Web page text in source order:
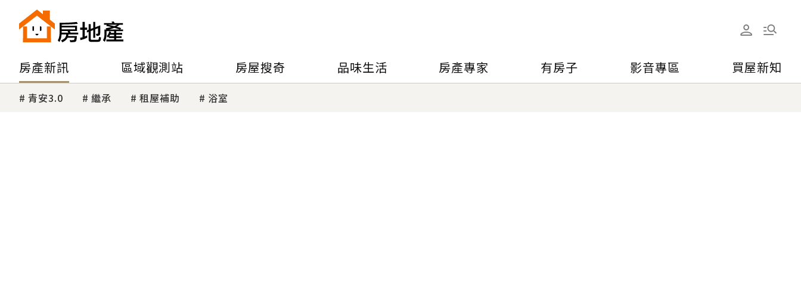
房產新訊 區域觀測站 房屋搜奇 品味生活 房產專家 有房子 影音專區 買屋新知
青安3.0 繼承 租屋補助 浴室